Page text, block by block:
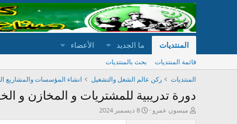
المنتديات ما الجديد الأعضاء
قائمة المنتديات
بحث بالمنتديات
المنتديات
ركن عالم الشغل والتشغيل انشاء المؤسسات والمشاريع
دورة تدريبية للمشتريات و المخازن و
بميسون عمرو
ت8 ديسمبر 2024